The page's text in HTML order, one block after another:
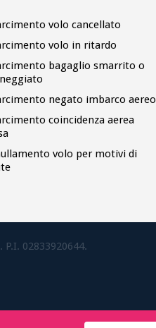
volo cancellato
volo in ritardo
bagaglio smarrito o
negato imbarco aereo
coincidenza aerea
volo per motivi di
02833920644.